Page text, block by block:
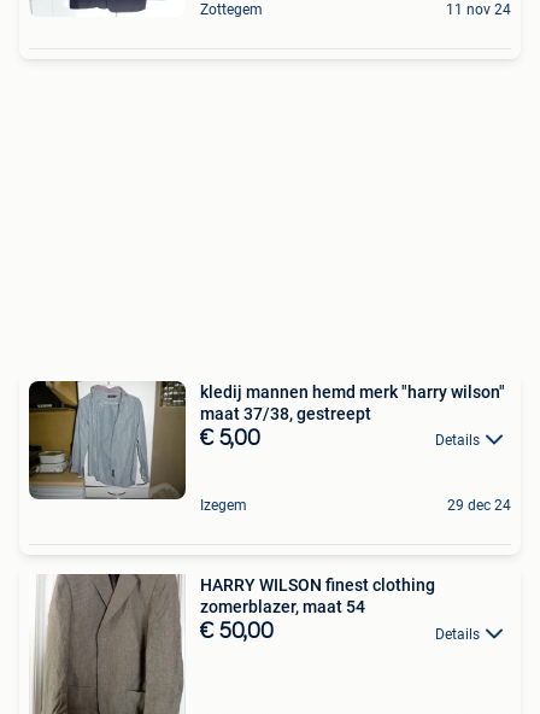
Zottegem 11 nov 24
kledij mannen hemd merk "harry wilson"
maat 37/38, gestreept
€ 5,00 Details
Izegem 29 dec 24
HARRY WILSON finest clothing
zomerblazer, maat 54
€ 50,00 Details